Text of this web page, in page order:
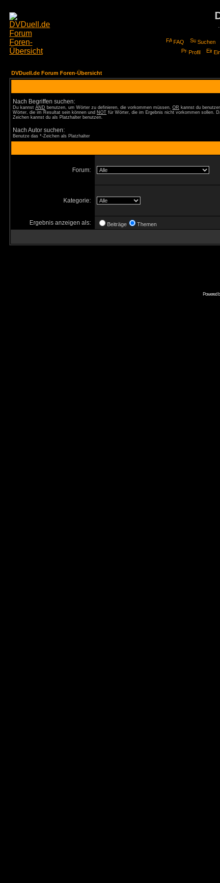
FAQ
Suchen
Profil
DVDuell.de Forum Foren-Übersicht
Nach Begriffen suchen:
Du kannst AND benutzen, um Wörter zu definieren, die vorkommen müssen, OR kannst du
Wörter, die im Resultat sein können und NOT für Wörter, die im Ergebnis nicht vorkommen sollen.
Zeichen kannst du als Platzhalter benutzen.
Nach Autor suchen:
Benutze das *-Zeichen als Platzhalter
Forum:
Kategorie:
Ergebnis anzeigen als: Beiträge Themen
Powered